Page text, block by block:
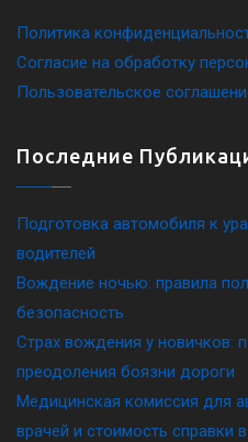
Политика
Согласие на обработку
Пользовательское
Последние
Подготовка автомобиля к
водителей
Вождение ночью: правила
безопасность
Страх вождения у новичков:
преодоления боязни дороги
Медицинская комиссия для
врачей и стоимость справки